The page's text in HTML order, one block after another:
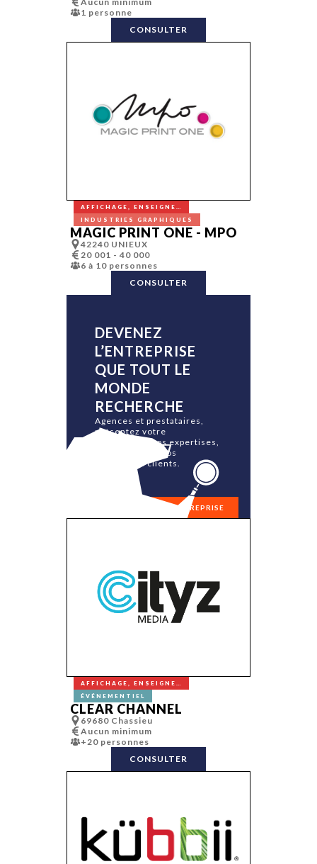
1 personne
CONSULTER
AFFICHAGE, ENSEIGNE…
INDUSTRIES GRAPHIQUES
MAGIC PRINT ONE - MPO
42240 UNIEUX
20 001 - 40 000
6 à 10 personnes
CONSULTER
DEVENEZ
L’ENTREPRISE
QUE TOUT LE
MONDE
RECHERCHE
Agences et prestataires,
présentez votre
philosophie, vos expertises,
vos équipes et vos
références clients.
RÉFÉRENCER MON ENTREPRISE
AFFICHAGE, ENSEIGNE…
ÉVÉNEMENTIEL
CLEAR CHANNEL
69680 Chassieu
Aucun minimum
+20 personnes
CONSULTER